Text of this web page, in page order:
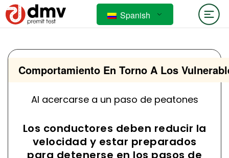
Spanish
Comportamiento En Torno A Los
Al acercarse a un paso de peatones
Los conductores deben reducir la
velocidad y estar preparados
para detenerse en los pasos de